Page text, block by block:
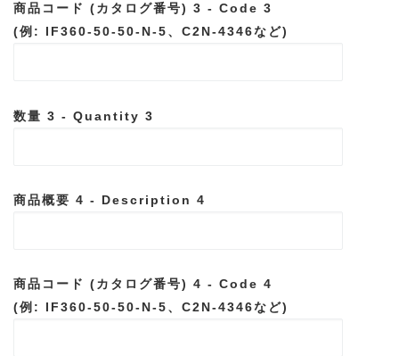
商品コード (カタログ番号) 3 - Code 3
(例: IF360-50-50-N-5、C2N-4346など)
数量 3 - Quantity 3
商品概要 4 - Description 4
商品コード (カタログ番号) 4 - Code 4
(例: IF360-50-50-N-5、C2N-4346など)